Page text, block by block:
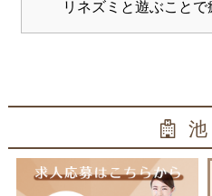
リネズミと遊ぶことで